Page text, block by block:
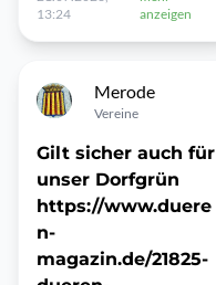
13:24
anzeigen
Merode
Vereine
Gilt sicher auch für
unser Dorfgrün
https://www.duere
n-
magazin.de/21825-